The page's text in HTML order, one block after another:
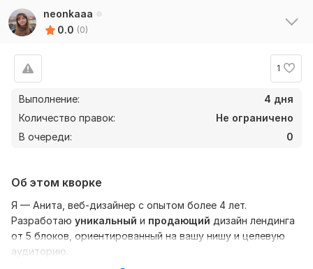
neonkaaa
0.0 (0)
1
Выполнение:
4 дня
Количество правок:
Не ограничено
В очереди:
0
Об этом кворке
Я — Анита, веб-дизайнер с опытом более 4 лет.
Разработаю уникальный и продающий дизайн лендинга
от 5 блоков, ориентированный на вашу нишу и целевую
аудиторию.